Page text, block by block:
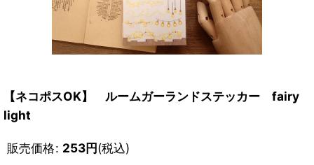
【ネコポスOK】 ルームガーランドステッカー fairy
light
販売価格: 253円(税込)